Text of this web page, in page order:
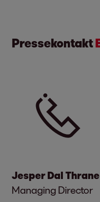
Pressekontakt
Jesper Dal Thrane
Managing Director